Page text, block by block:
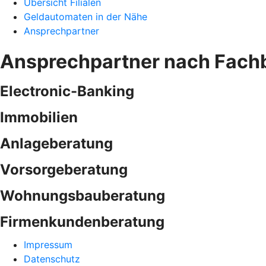
Übersicht Filialen
Geldautomaten in der Nähe
Ansprechpartner
Ansprechpartner nach
Electronic-Banking
Immobilien
Anlageberatung
Vorsorgeberatung
Wohnungsbauberatung
Firmenkundenberatung
Impressum
Datenschutz